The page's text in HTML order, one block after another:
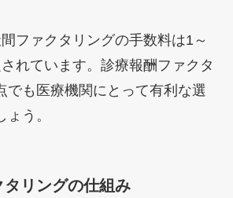
ファクタリングの手数料は1～
れています。診療報酬ファクタ
でも医療機関にとって有利な選
う。
リングの仕組み